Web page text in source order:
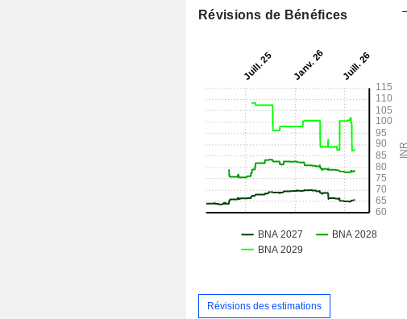
Révisions de Bénéfices
Révisions des estimations